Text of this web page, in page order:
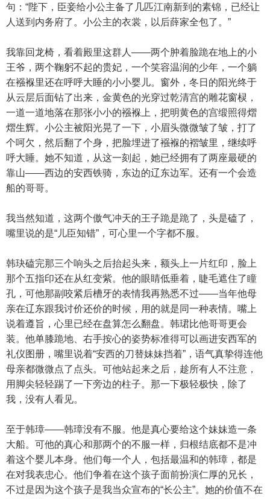
句：“陛下，臣妾给小公主备了几匹江南新到的素锦，已经让
人送到内务府了。小公主的衣裳，以后薛家全包了。”
我靠回龙椅，看着殿里这群人——两个肿着脸跪在地上的小
王爷，两个鞠躬不起的贵妃，一个笑容温润的少年，一个躺
在襁褓里还在呼呼大睡的小小婴儿。窗外，冬日的阳光终于
从云层后面钻了出来，金黄色的光穿过乾清宫的雕花窗棂，
一道一道地落在那张小小的襁褓上，把明黄色的宫缎照得熠
熠生辉。小公主被阳光晃了一下，小眉头微微皱了皱，打了
个呵欠，然后翻了个身，把脸埋进了襁褓的褶皱里，继续呼
呼大睡。她不知道，从这一刻起，她已经拥有了两座最硬的
靠山——西边的安西铁骑，东边的辽东边军。还有一个会造
船的哥哥。
我当然知道，这两个傲气冲天的王子跪是跪了，头是磕了，
嘴里说的是“儿臣知错”，可心里一个字都不服。
韩玦磕完那三个响头之后抬起头来，额头上一片红印，脸上
那个五指印还在从红变紫。他的眼睛低垂着，睫毛遮住了瞳
孔，可他那副咬紧后槽牙的表情我再熟悉不过——当年他母
亲在辽东跟我讨价还价的时候，用的就是同一种表情。嘴上
说着遵旨，心里已经在盘算怎么翻盘。韩珺比他哥哥更会
装。他单膝跪地、右手按心的姿势标准得可以画进安西军的
礼仪图册，嘴里说着“安西的刀替妹妹挡着”，语气真挚得连他
母亲都微微点了点头。可他站起来之后，趁所有人不注意，
用脚尖轻轻踢了一下旁边的柱子。那一下极轻极快，除了
我，没有人看见。
至于韩璋——韩璋没有不服。他是真心要给这个妹妹造一条
大船。可他的真心和那两个的不服一样，归根结底都不是冲
着这个婴儿本身。他们每一个人，包括最温和的韩璋，都是
在对我表忠心。他们争着在这个孩子面前扮演仁厚的兄长，
不过是因为这个孩子是我当众宣布的“长公主”。她的价值不在